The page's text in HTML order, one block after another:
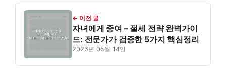
← 이전 글
자녀에게 증여 – 절세 전략 완벽가이
드: 전문가가 검증한 5가지 핵심정리
2026년 05월 14일